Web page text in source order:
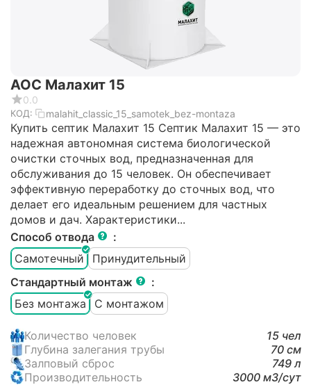
АОС Малахит 15
0.0
КОД: malahit_classic_15_samotek_bez-montaza
Купить септик Малахит 15 Септик Малахит 15 — это
надежная автономная система биологической
очистки сточных вод, предназначенная для
обслуживания до 15 человек. Он обеспечивает
эффективную переработку до сточных вод, что
делает его идеальным решением для частных
домов и дач. Характеристики...
Способ отвода
:
Самотечный
Принудительный
Стандартный монтаж
:
Без монтажа
С монтажом
Количество человек
15 чел
Глубина залегания трубы
70 см
Залповый сброс
749 л
Производительность
3000 м3/cут